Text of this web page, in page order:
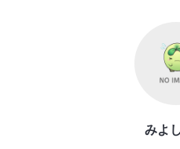
みよ